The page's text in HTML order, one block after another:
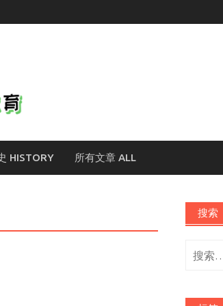
HISTORY 所有文章 ALL
搜索
搜
索：